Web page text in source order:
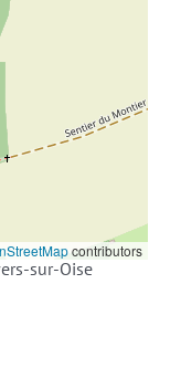
contributors
sur-Oise